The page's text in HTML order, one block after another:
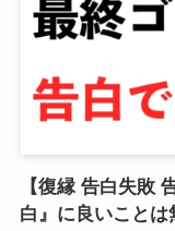
【復縁 告白失敗
白』に良いことは